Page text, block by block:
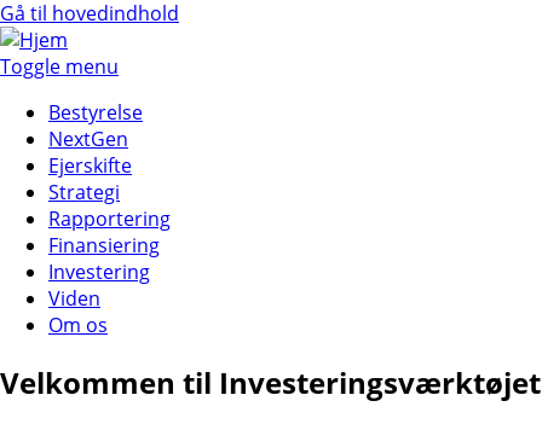
Gå til hovedindhold
Toggle menu
Bestyrelse
NextGen
Ejerskifte
Strategi
Rapportering
Finansiering
Investering
Viden
Om os
Velkommen til Investeringsværktøjet